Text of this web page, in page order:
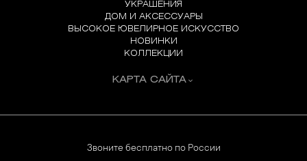
УКРАШЕНИЯ
ДОМ И АКСЕССУАРЫ
ВЫСОКОЕ ЮВЕЛИРНОЕ ИСКУССТВО
НОВИНКИ
КОЛЛЕКЦИИ
КАРТА САЙТА
Звоните бесплатно по России